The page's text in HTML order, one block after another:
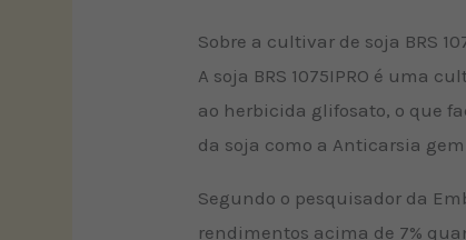
Sobre a cultivar de soja BRS
A soja BRS 1075IPRO é uma
ao herbicida glifosato, o que
da soja como a Anticarsia
Segundo o pesquisador da
rendimentos acima de 7%